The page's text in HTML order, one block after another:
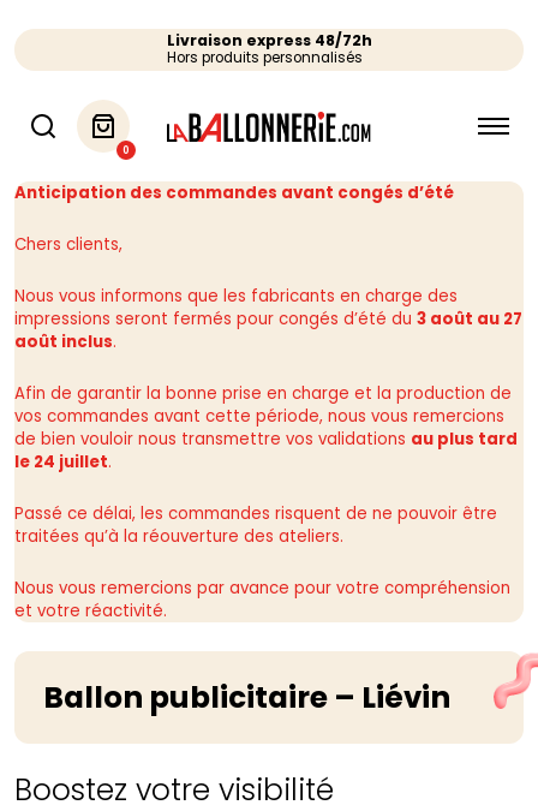
Livraison express 48/72h
Hors produits personnalisés
0
Anticipation des commandes avant congés d’été
Chers clients,
Nous vous informons que les fabricants en charge des
impressions seront fermés pour congés d’été du 3 août au 27
août inclus.
Afin de garantir la bonne prise en charge et la production de
vos commandes avant cette période, nous vous remercions
de bien vouloir nous transmettre vos validations au plus tard
le 24 juillet.
Passé ce délai, les commandes risquent de ne pouvoir être
traitées qu’à la réouverture des ateliers.
Nous vous remercions par avance pour votre compréhension
et votre réactivité.
Ballon publicitaire – Liévin
Boostez votre visibilité